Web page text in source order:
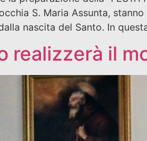
S. Maria Assunta,
nascita del Santo. In
realizzerà il